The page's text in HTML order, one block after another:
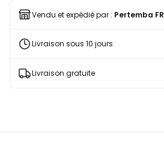
Vendu et expédié par : Pertemba FR
Livraison sous 10 jours
Livraison gratuite